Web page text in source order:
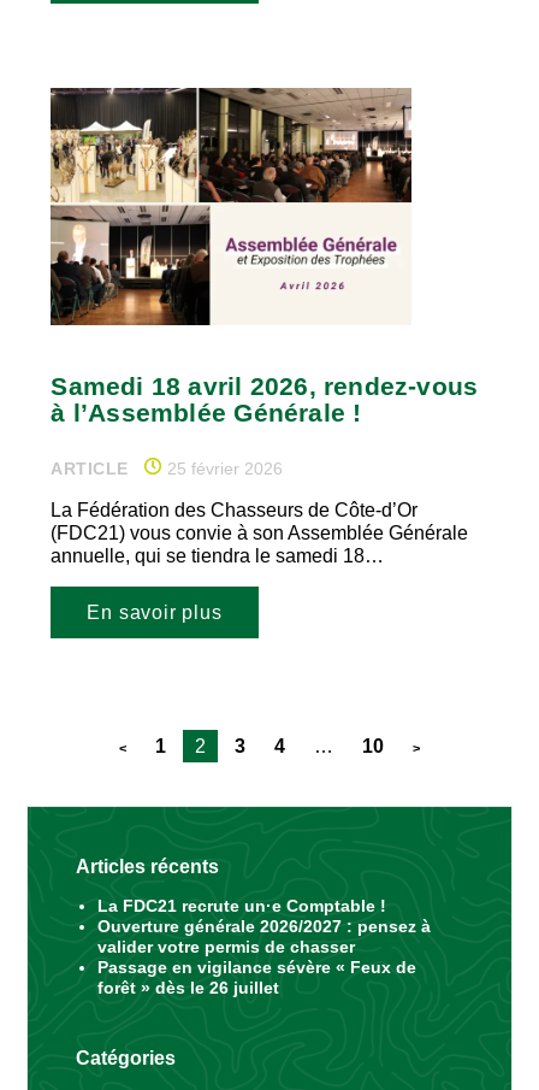
Samedi 18 avril 2026, rendez-vous
à l’Assemblée Générale !
ARTICLE 25 février 2026
La Fédération des Chasseurs de Côte-d’Or
(FDC21) vous convie à son Assemblée Générale
annuelle, qui se tiendra le samedi 18…
En savoir plus
< 1 2 3 4 … 10 >
Articles récents
La FDC21 recrute un·e Comptable !
Ouverture générale 2026/2027 : pensez à
valider votre permis de chasser
Passage en vigilance sévère « Feux de
forêt » dès le 26 juillet
Catégories